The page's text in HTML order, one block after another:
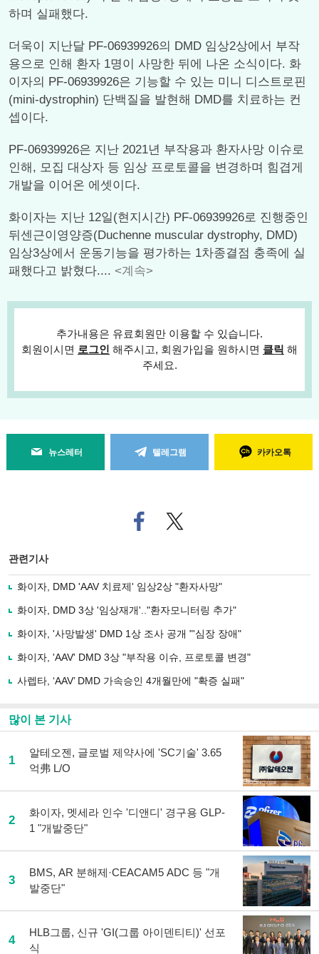
하며 실패했다.
더욱이 지난달 PF-06939926의 DMD 임상2상에서 부작
용으로 인해 환자 1명이 사망한 뒤에 나온 소식이다. 화
이자의 PF-06939926은 기능할 수 있는 미니 디스트로핀
(mini-dystrophin) 단백질을 발현해 DMD를 치료하는 컨
셉이다.
PF-06939926은 지난 2021년 부작용과 환자사망 이슈로
인해, 모집 대상자 등 임상 프로토콜을 변경하며 힘겹게
개발을 이어온 에셋이다.
화이자는 지난 12일(현지시간) PF-06939926로 진행중인
뒤센근이영양증(Duchenne muscular dystrophy, DMD)
임상3상에서 운동기능을 평가하는 1차종결점 충족에 실
패했다고 밝혔다.... <계속>
추가내용은 유료회원만 이용할 수 있습니다.
회원이시면 로그인 해주시고, 회원가입을 원하시면 클릭 해
주세요.
뉴스레터 텔레그램 카카오톡
페
이
로
기
사
유
기
트위
터로
관련기사
화이자, DMD 'AAV 치료제' 임상2상 "환자사망"
화이자, DMD 3상 '임상재개'.."환자모니터링 추가"
화이자, '사망발생' DMD 1상 조사 공개 "'심장 장애"
화이자, 'AAV' DMD 3상 "부작용 이슈, 프로토콜 변경"
사렙타, ‘AAV’ DMD 가속승인 4개월만에 "확증 실패"
많이 본 기사
1
알테오젠, 글로벌 제약사에 'SC기술' 3.65
억弗 L/O
2
화이자, 멧세라 인수 '디앤디' 경구용 GLP-
1 "개발중단"
3
BMS, AR 분해제·CEACAM5 ADC 등 "개
발중단"
4
HLB그룹, 신규 'GI(그룹 아이덴티티)' 선포
식